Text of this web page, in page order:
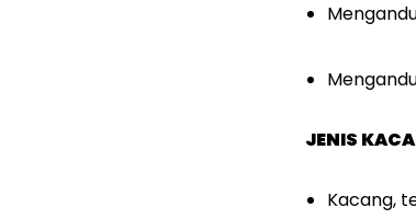
JENIS
Kacang,